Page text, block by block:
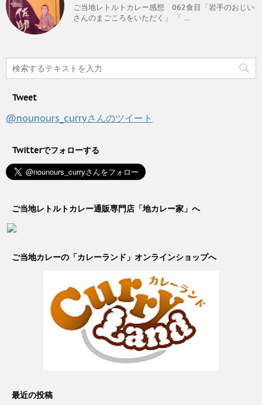
ご当地レトルトカレー感想 062食目「岩手のおじい
さんのまごころをいただく」 「 ...
Tweet
@nounours_curryさんのツイート
Twitterでフォローする
ご当地レトルトカレー通販専門店「地カレー家」へ
ご当地カレーの「カレーランド」オンラインショップへ
最近の投稿